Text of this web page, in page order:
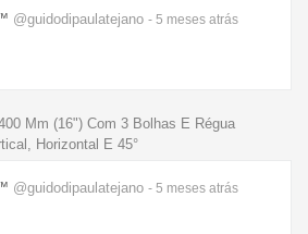
@guidodipaulatejano - 5 meses atrás
Mm (16") Com 3 Bolhas E Régua
Horizontal E 45°
@guidodipaulatejano - 5 meses atrás